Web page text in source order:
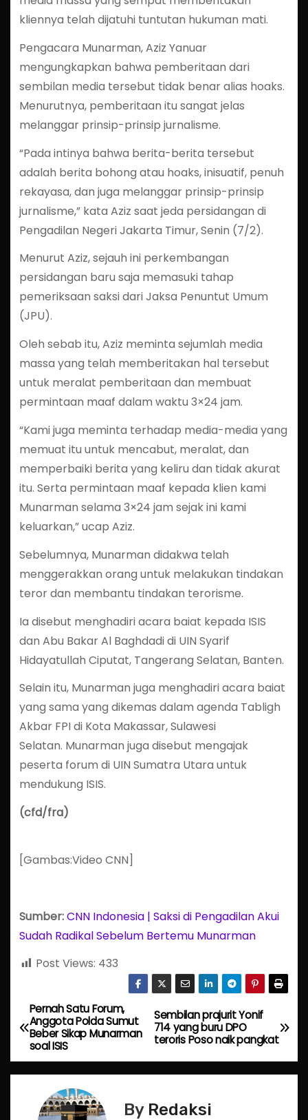
kliennya telah dijatuhi tuntutan hukuman mati.
Pengacara Munarman, Aziz Yanuar
mengungkapkan bahwa pemberitaan dari
sembilan media tersebut tidak benar alias hoaks.
Menurutnya, pemberitaan itu sangat jelas
melanggar prinsip-prinsip jurnalisme.
“Pada intinya bahwa berita-berita tersebut
adalah berita bohong atau hoaks, inisuatif, penuh
rekayasa, dan juga melanggar prinsip-prinsip
jurnalisme,” kata Aziz saat jeda persidangan di
Pengadilan Negeri Jakarta Timur, Senin (7/2).
Menurut Aziz, sejauh ini perkembangan
persidangan baru saja memasuki tahap
pemeriksaan saksi dari Jaksa Penuntut Umum
(JPU).
Oleh sebab itu, Aziz meminta sejumlah media
massa yang telah memberitakan hal tersebut
untuk meralat pemberitaan dan membuat
permintaan maaf dalam waktu 3×24 jam.
“Kami juga meminta terhadap media-media yang
memuat itu untuk mencabut, meralat, dan
memperbaiki berita yang keliru dan tidak akurat
itu. Serta permintaan maaf kepada klien kami
Munarman selama 3×24 jam sejak ini kami
keluarkan,” ucap Aziz.
Sebelumnya, Munarman didakwa telah
menggerakkan orang untuk melakukan tindakan
teror dan membantu tindakan terorisme.
Ia disebut menghadiri acara baiat kepada ISIS
dan Abu Bakar Al Baghdadi di UIN Syarif
Hidayatullah Ciputat, Tangerang Selatan, Banten.
Selain itu, Munarman juga menghadiri acara baiat
yang sama yang dikemas dalam agenda Tabligh
Akbar FPI di Kota Makassar, Sulawesi
Selatan. Munarman juga disebut mengajak
peserta forum di UIN Sumatra Utara untuk
mendukung ISIS.
(cfd/fra)
[Gambas:Video CNN]
Sumber:CNN Indonesia | Saksi di Pengadilan Akui
Sudah Radikal Sebelum Bertemu Munarman
Post Views: 433
P
o
s
Sembilan prajurit Yonif
714 yang buru DPO
teroris Poso naik pangkat
Pernah Satu Forum,
Anggota Polda Sumut
Beber Sikap Munarman
soal ISIS
By Redaksi